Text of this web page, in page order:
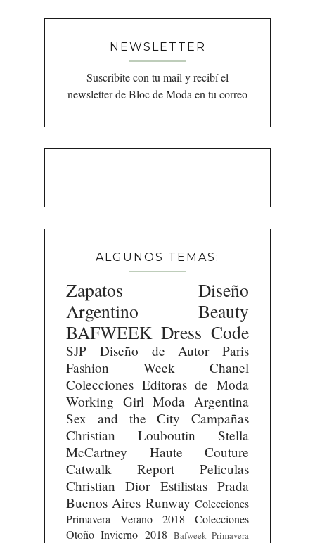
NEWSLETTER
Suscribite con tu mail y recibí el
newsletter de Bloc de Moda en tu correo
ALGUNOS TEMAS:
Zapatos
Diseño
Argentino
Beauty
BAFWEEK Dress Code
SJP Diseño de Autor
Paris
Fashion Week
Chanel
Colecciones Editoras de Moda
Working Girl Moda Argentina
Sex and the City
Campañas
Christian Louboutin
Stella
McCartney
Haute Couture
Catwalk Report
Peliculas
Christian Dior Estilistas Prada
Buenos Aires Runway Colecciones
Primavera Verano 2018
Colecciones
Otoño Invierno 2018 Bafweek Primavera